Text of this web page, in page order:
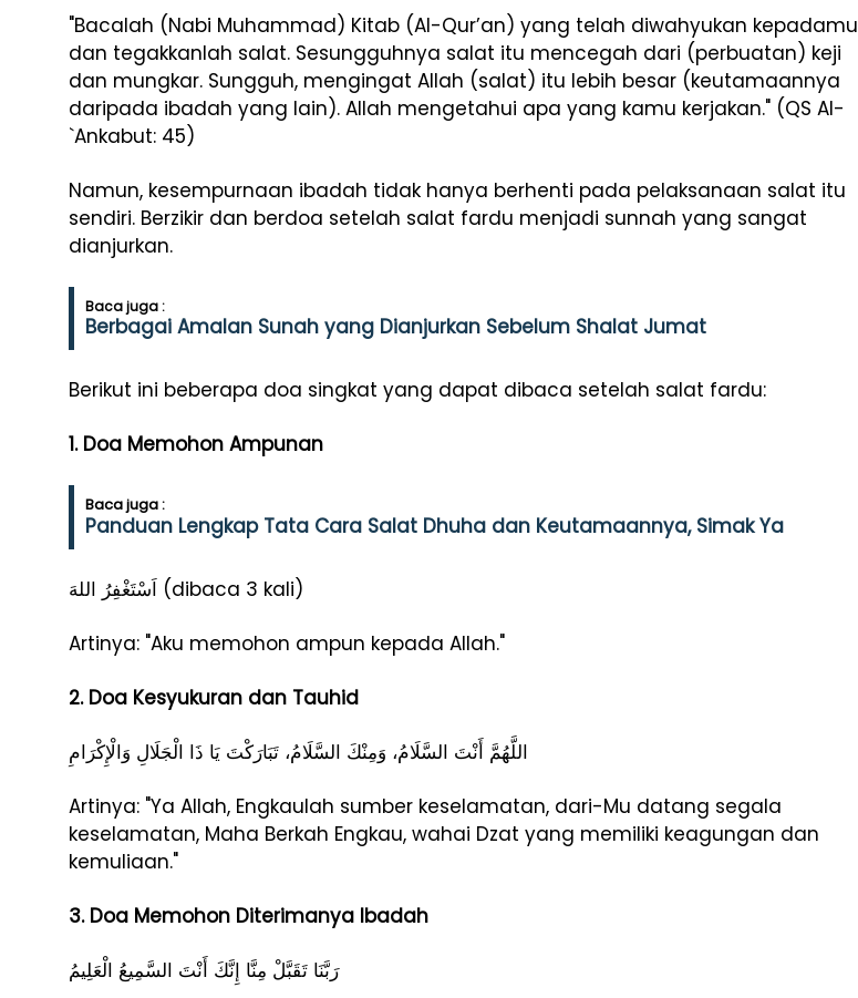
"Bacalah (Nabi Muhammad) Kitab (Al-Qur’an) yang telah diwahyukan kepadamu
dan tegakkanlah salat. Sesungguhnya salat itu mencegah dari (perbuatan) keji
dan mungkar. Sungguh, mengingat Allah (salat) itu lebih besar (keutamaannya
daripada ibadah yang lain). Allah mengetahui apa yang kamu kerjakan." (QS Al-
`Ankabut: 45)
Namun, kesempurnaan ibadah tidak hanya berhenti pada pelaksanaan salat itu
sendiri. Berzikir dan berdoa setelah salat fardu menjadi sunnah yang sangat
dianjurkan.
Baca juga :
Berbagai Amalan Sunah yang Dianjurkan Sebelum Shalat Jumat
Berikut ini beberapa doa singkat yang dapat dibaca setelah salat fardu:
1. Doa Memohon Ampunan
Baca juga :
Panduan Lengkap Tata Cara Salat Dhuha dan Keutamaannya, Simak Ya
اَسْتَغْفِرُ اللهَ (dibaca 3 kali)
Artinya: "Aku memohon ampun kepada Allah."
2. Doa Kesyukuran dan Tauhid
اللَّهُمَّ أَنْتَ السَّلَامُ، وَمِنْكَ السَّلَامُ، تَبَارَكْتَ يَا ذَا الْجَلَالِ وَالْإِكْرَامِ
Artinya: "Ya Allah, Engkaulah sumber keselamatan, dari-Mu datang segala
keselamatan, Maha Berkah Engkau, wahai Dzat yang memiliki keagungan dan
kemuliaan."
3. Doa Memohon Diterimanya Ibadah
رَبَّنَا تَقَبَّلْ مِنَّا إِنَّكَ أَنْتَ السَّمِيعُ الْعَلِيمُ